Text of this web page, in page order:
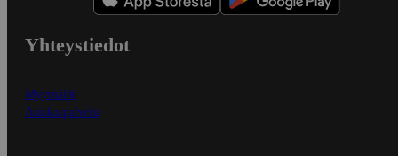
Yhteystiedot
Myymälät
Asiakaspalvelu